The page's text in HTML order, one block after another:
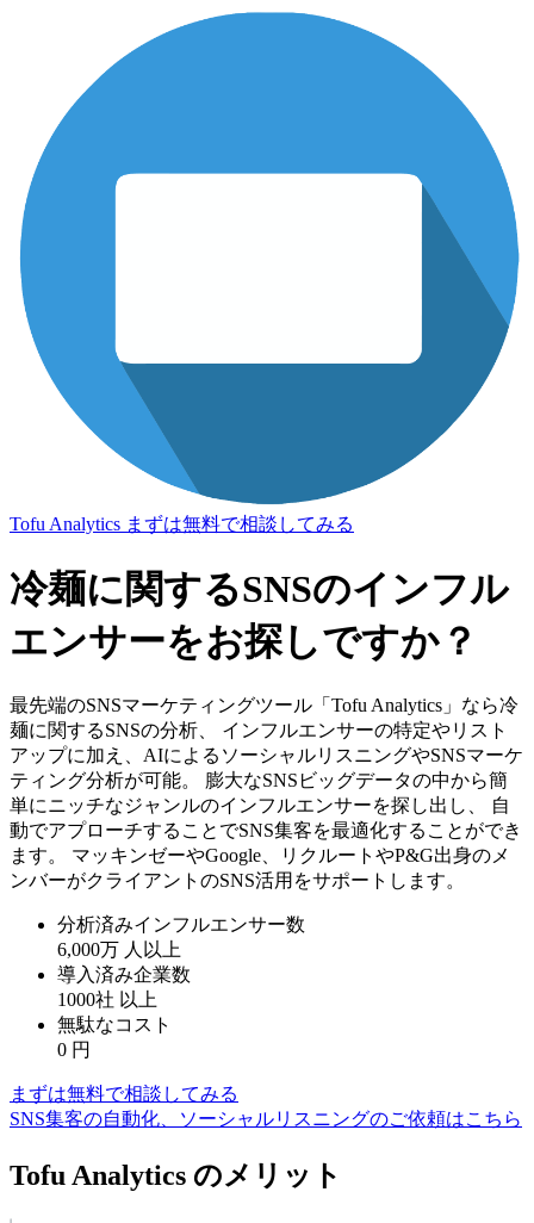
Tofu Analytics まずは無料で相談してみる
冷麺に関するSNSのインフル
エンサーをお探しですか？
最先端のSNSマーケティングツール「Tofu Analytics」なら冷
麺に関するSNSの分析、 インフルエンサーの特定やリスト
アップに加え、AIによるソーシャルリスニングやSNSマーケ
ティング分析が可能。 膨大なSNSビッグデータの中から簡
単にニッチなジャンルのインフルエンサーを探し出し、 自
動でアプローチすることでSNS集客を最適化することができ
ます。 マッキンゼーやGoogle、リクルートやP&G出身のメ
ンバーがクライアントのSNS活用をサポートします。
分析済みインフルエンサー数
6,000万 人以上
導入済み企業数
1000社 以上
無駄なコスト
0 円
まずは無料で相談してみる
SNS集客の自動化、ソーシャルリスニングのご依頼はこちら
Tofu Analytics のメリット